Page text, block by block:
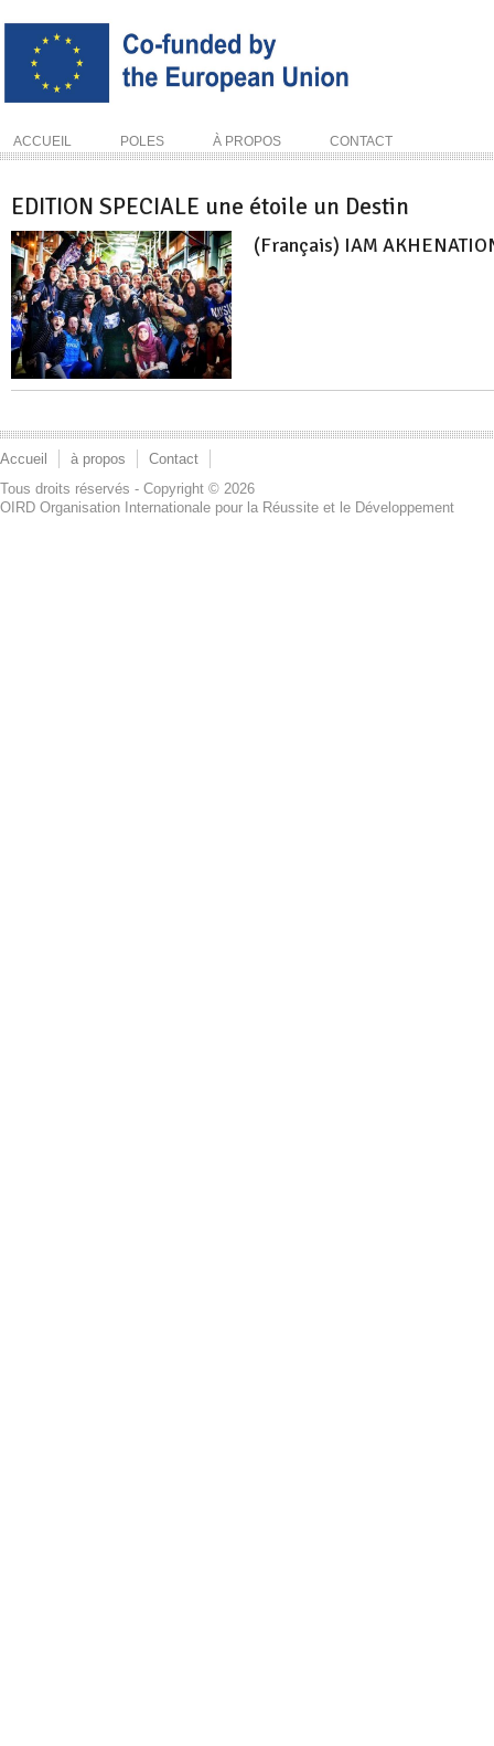
ACCUEIL POLES À PROPOS CONTACT
EDITION SPECIALE une étoile un Destin
(Français) IAM
Accueil à propos
Contact
Tous droits réservés - Copyright © 2026
OIRD Organisation Internationale pour la Réussite et le Développement